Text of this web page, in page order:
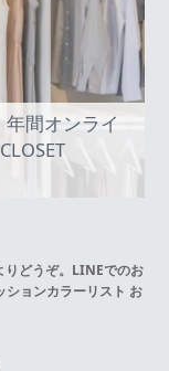
間オンライ
りどうぞ。LINEでのお
ョンカラーリスト お